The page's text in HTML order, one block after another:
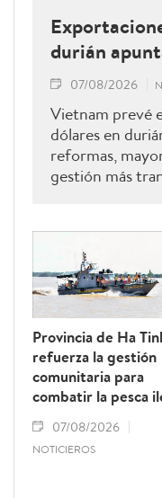
durián
07/08/2026
Vietnam prevé
dólares en
reformas,
gestión más
Provincia de Ha
refuerza la gestión
comunitaria para
combatir la pesca
07/08/2026
NOTICIEROS